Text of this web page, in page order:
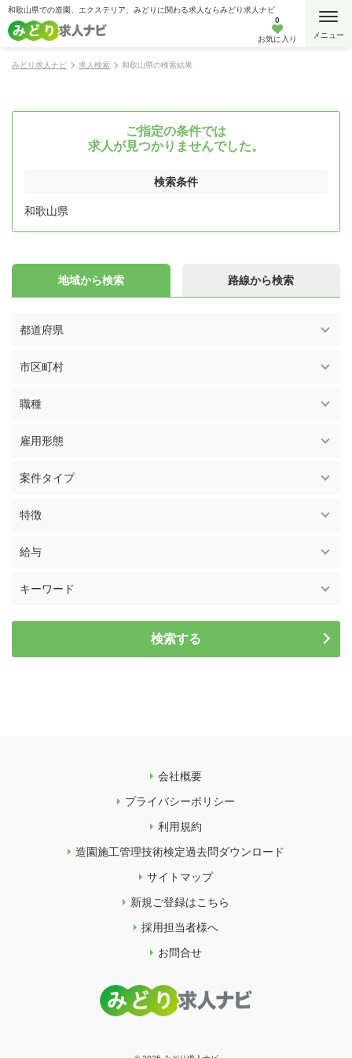
和歌山県での造園、エクステリア、みどりに関わる求人ならみどり求人ナビ
0
お気に入り
みどり求人ナビ 求人検索 和歌山県の検索結果
ご指定の条件では
求人が見つかりませんでした。
検索条件
和歌山県
地域から検索 路線から検索
都道府県
市区町村
職種
雇用形態
案件タイプ
特徴
給与
キーワード
会社概要
プライバシーポリシー
利用規約
造園施工管理技術検定過去問ダウンロード
サイトマップ
新規ご登録はこちら
採用担当者様へ
お問合せ